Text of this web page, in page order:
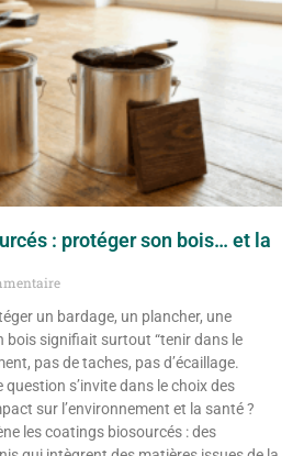
: protéger son bois… et la
un bardage, un plancher, une
bois signifiait surtout “tenir dans le
pas de taches, pas d’écaillage.
question s’invite dans le choix des
sur l’environnement et la santé ?
les coatings biosourcés : des